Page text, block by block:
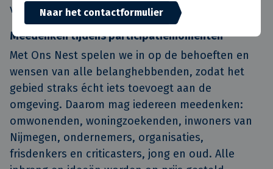
Naar het contactformulier
voor onze club N.E.C.
Meedenken tijdens participatiemomenten
Met Ons Nest spelen we in op de behoeften en
wensen van alle belanghebbenden, zodat het
gebied straks écht iets toevoegt aan de
omgeving. Daarom mag iedereen meedenken:
omwonenden, woningzoekenden, inwoners van
Nijmegen, ondernemers, organisaties,
frisdenkers en criticasters, jong en oud. Alle